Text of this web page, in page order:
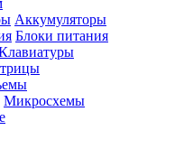
Аккумуляторы
Блоки питания
Микросхемы